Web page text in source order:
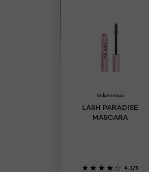
Voluminous
LASH PARADISE
MASCARA
4.1/5